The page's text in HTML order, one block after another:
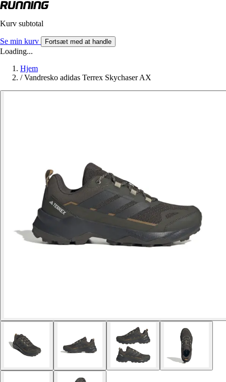
Kurv subtotal
Se min kurv Fortsæt med at handle
Loading...
Hjem
/ Vandresko adidas Terrex Skychaser AX